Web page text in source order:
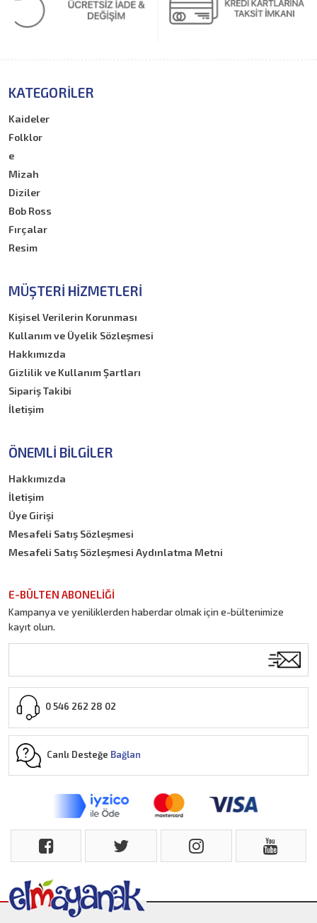
KATEGORILER
Kaideler
Folklor
e
Mizah
Diziler
Bob Ross
Fırçalar
Resim
MÜŞTERI HIZMETLERI
Kişisel Verilerin Korunması
Kullanım ve Üyelik Sözleşmesi
Hakkımızda
Gizlilik ve Kullanım Şartları
Sipariş Takibi
İletişim
ÖNEMLI BILGILER
Hakkımızda
İletişim
Üye Girişi
Mesafeli Satış Sözleşmesi
Mesafeli Satış Sözleşmesi Aydınlatma Metni
E-BÜLTEN ABONELİĞİ
Kampanya ve yeniliklerden haberdar olmak için e-bültenimize
kayıt olun.
0 546 262 28 02
Canlı Desteğe Bağlan